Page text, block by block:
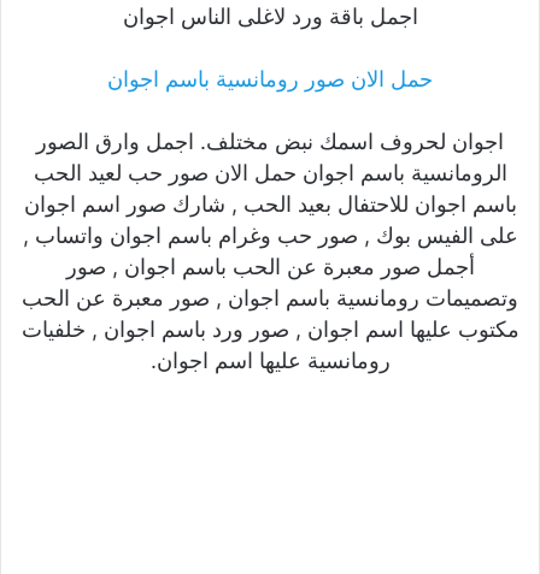
اجمل باقة ورد لاغلى الناس اجوان
حمل الان صور رومانسية باسم اجوان
اجوان لحروف اسمك نبض مختلف. اجمل وارق الصور
الرومانسية باسم اجوان حمل الان صور حب لعيد الحب
باسم اجوان للاحتفال بعيد الحب , شارك صور اسم اجوان
على الفيس بوك , صور حب وغرام باسم اجوان واتساب ,
أجمل صور معبرة عن الحب باسم اجوان , صور
وتصميمات رومانسية باسم اجوان , صور معبرة عن الحب
مكتوب عليها اسم اجوان , صور ورد باسم اجوان , خلفيات
رومانسية عليها اسم اجوان.